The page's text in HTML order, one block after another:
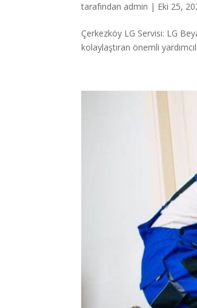
tarafından admin | Eki 25,
Çerkezköy LG Servisi: LG
kolaylaştıran önemli